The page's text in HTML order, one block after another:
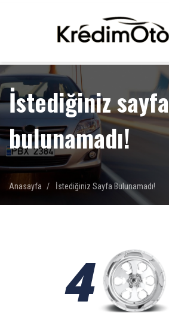
İstediğiniz sayfa
bulunamadı!
Anasayfa İstediğiniz Sayfa Bulunamadı!
4